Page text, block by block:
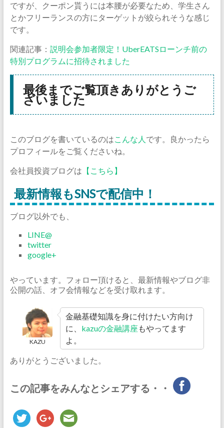
ですが、クーポン貰うには本腰が必要なため、学生さん
とかフリーランスの方にターゲットが絞られそうな感じ
です。
関連記事： 説明会参加者限定！UberEATSローンチ前の
特別プログラムに招待されました
最後までご覧頂きありがとうご
ざいました
このブログを書いているのは こんな人 です。良かったら
プロフィールをご覧くださいね。
会社員投資ブログは 【こちら】
最新情報もSNSで配信中！
ブログ以外でも、
LINE@
twitter
google+
やっています。フォロー頂けると、最新情報やブログ非
公開の話、オフ会情報などを受け取れます。
KAZU
金融基礎知識を身に付けたい方向け
に、 kazuの金融講座 もやってます
よ。
ありがとうございました。
この記事をみんなとシェアする・・